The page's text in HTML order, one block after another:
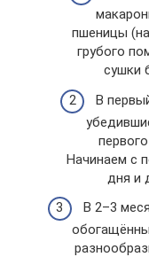
пшеницы
грубого
сушки
В
Начинаем с
дня и
В 2–3